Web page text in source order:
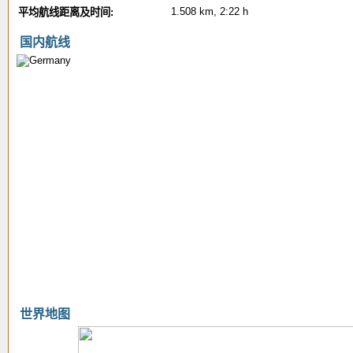
平均航线距离及时间: 1.508 km, 2:22 h
国内航线
世界地图